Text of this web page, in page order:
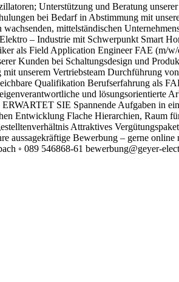
Unterstützung und Beratung
bei Bedarf in Abstimmung mit
mittelständischen
– Industrie mit Schwerpunkt Smart
als Field Application Engineer FAE
Kunden bei Schaltungsdesign und
unserem Vertriebsteam Durchführung
Qualifikation Berufserfahrung als
und lösungsorientierte
SIE Spannende Aufgaben in
Entwicklung Flache Hierarchien, Raum
Attraktives
Bewerbung – gerne
◦ 089 546868-61 bewerbung@geyer-